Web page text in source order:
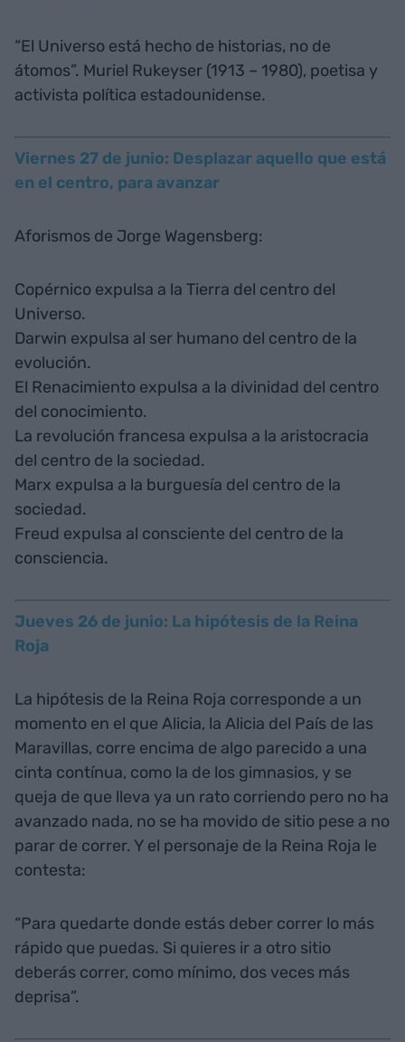
“El Universo está hecho de historias, no de
átomos”. Muriel Rukeyser (1913 – 1980), poetisa y
activista política estadounidense.
Viernes 27 de junio: Desplazar aquello que está
en el centro, para avanzar
Aforismos de Jorge Wagensberg:
Copérnico expulsa a la Tierra del centro del
Universo.
Darwin expulsa al ser humano del centro de la
evolución.
El Renacimiento expulsa a la divinidad del centro
del conocimiento.
La revolución francesa expulsa a la aristocracia
del centro de la sociedad.
Marx expulsa a la burguesía del centro de la
sociedad.
Freud expulsa al consciente del centro de la
consciencia.
Jueves 26 de junio: La hipótesis de la Reina
Roja
La hipótesis de la Reina Roja corresponde a un
momento en el que Alicia, la Alicia del País de las
Maravillas, corre encima de algo parecido a una
cinta contínua, como la de los gimnasios, y se
queja de que lleva ya un rato corriendo pero no ha
avanzado nada, no se ha movido de sitio pese a no
parar de correr. Y el personaje de la Reina Roja le
contesta:
“Para quedarte donde estás deber correr lo más
rápido que puedas. Si quieres ir a otro sitio
deberás correr, como mínimo, dos veces más
deprisa”.